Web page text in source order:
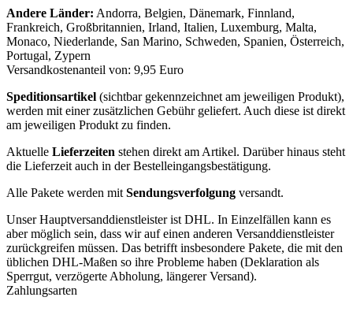
Andere Länder: Andorra, Belgien, Dänemark, Finnland,
Frankreich, Großbritannien, Irland, Italien, Luxemburg, Malta,
Monaco, Niederlande, San Marino, Schweden, Spanien, Österreich,
Portugal, Zypern
Versandkostenanteil von: 9,95 Euro
Speditionsartikel (sichtbar gekennzeichnet am jeweiligen Produkt),
werden mit einer zusätzlichen Gebühr geliefert. Auch diese ist direkt
am jeweiligen Produkt zu finden.
Aktuelle Lieferzeiten stehen direkt am Artikel. Darüber hinaus steht
die Lieferzeit auch in der Bestelleingangsbestätigung.
Alle Pakete werden mit Sendungsverfolgung versandt.
Unser Hauptversanddienstleister ist DHL. In Einzelfällen kann es
aber möglich sein, dass wir auf einen anderen Versanddienstleister
zurückgreifen müssen. Das betrifft insbesondere Pakete, die mit den
üblichen DHL-Maßen so ihre Probleme haben (Deklaration als
Sperrgut, verzögerte Abholung, längerer Versand).
Zahlungsarten